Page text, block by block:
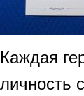
Каждая
личность